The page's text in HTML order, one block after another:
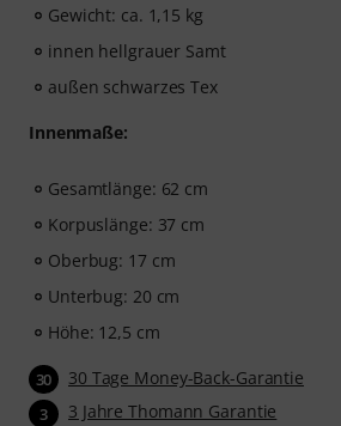
Gewicht: ca. 1,15 kg
innen hellgrauer Samt
außen schwarzes Tex
Innenmaße:
Gesamtlänge: 62 cm
Korpuslänge: 37 cm
Oberbug: 17 cm
Unterbug: 20 cm
Höhe: 12,5 cm
30 30 Tage Money-Back-Garantie
3 3 Jahre Thomann Garantie